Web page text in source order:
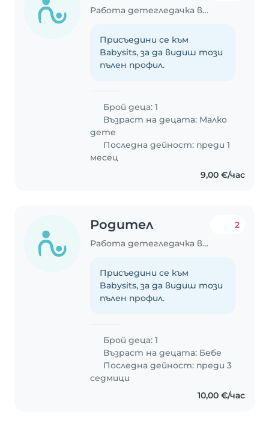
Работа детегледачка в София
Присъедини се към
Babysits, за да видиш този
пълен профил.
Брой деца: 1
Възраст на децата: Малко
дете
Последна дейност: преди 1
месец
9,00 €/час
Родител
Работа детегледачка в София
2
Присъедини се към
Babysits, за да видиш този
пълен профил.
Брой деца: 1
Възраст на децата: Бебе
Последна дейност: преди 3
седмици
10,00 €/час